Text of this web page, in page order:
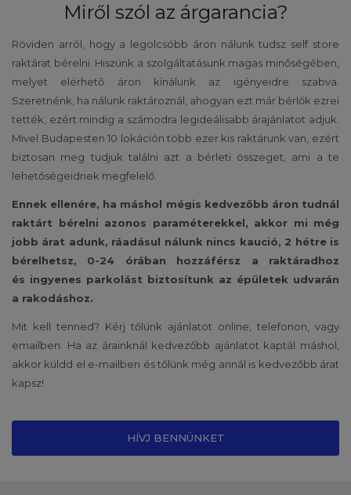
Miről szól az árgarancia?
Röviden arról, hogy a legolcsóbb áron nálunk tudsz self store
raktárat bérelni. Hiszünk a szolgáltatásunk magas minőségében,
melyet elérhető áron kínálunk az igényeidre szabva.
Szeretnénk, ha nálunk raktároznál, ahogyan ezt már bérlők ezrei
tették, ezért mindig a számodra legideálisabb árajánlatot adjuk.
Mivel Budapesten 10 lokáción több ezer kis raktárunk van, ezért
biztosan meg tudjuk találni azt a bérleti összeget, ami a te
lehetőségeidnek megfelelő.
Ennek ellenére, ha máshol mégis kedvezőbb áron tudnál
raktárt bérelni azonos paraméterekkel, akkor mi még
jobb árat adunk, ráadásul nálunk nincs kaució, 2 hétre is
bérelhetsz, 0-24 órában hozzáférsz a raktáradhoz
és ingyenes parkolást biztosítunk az épületek udvarán
a rakodáshoz.
Mit kell tenned? Kérj tőlünk ajánlatot online, telefonon, vagy
emailben. Ha az árainknál kedvezőbb ajánlatot kaptál máshol,
akkor küldd el e-mailben és tőlünk még annál is kedvezőbb árat
kapsz!
HÍVJ BENNÜNKET